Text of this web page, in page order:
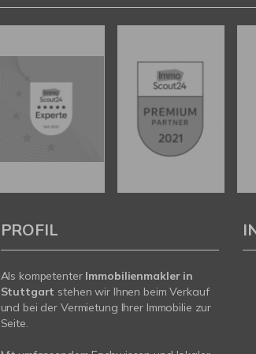
PROFIL
Als kompetenter Immobilienmakler in
Stuttgart stehen wir Ihnen beim Verkauf
und bei der Vermietung Ihrer Immobilie zur
Seite.